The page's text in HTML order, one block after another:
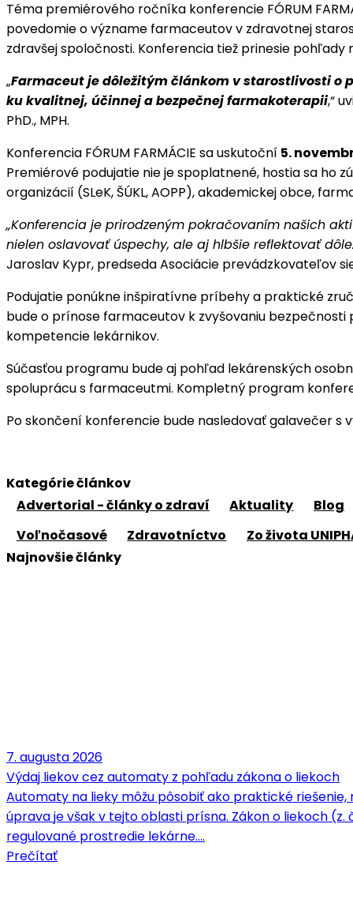
Téma premiérového ročníka konferencie FÓRUM
povedomie o význame farmaceutov v zdravotnej
zdravšej spoločnosti. Konferencia tiež prinesie
„Farmaceut je dôležitým článkom v starostlivosti o
ku kvalitnej, účinnej a bezpečnej farmakoterapii,“
PhD., MPH.
Konferencia FÓRUM FARMÁCIE sa uskutoční 5.
Premiérové podujatie nie je spoplatnené, hostia sa ho
organizácií (SLeK, ŠÚKL, AOPP), akademickej obce,
„Konferencia je prirodzeným pokračovaním našich
nielen oslavovať úspechy, ale aj hlbšie reflektovať
Jaroslav Kypr, predseda Asociácie prevádzkovateľov
Podujatie ponúkne inšpiratívne príbehy a praktické
bude o prínose farmaceutov k zvyšovaniu
kompetencie lekárnikov.
Súčasťou programu bude aj pohľad lekárenských
spoluprácu s farmaceutmi. Kompletný program
Po skončení konferencie bude nasledovať galavečer s
Kategórie článkov
Advertorial - články o zdraví
Aktuality
Blog
Voľnočasové
Zdravotníctvo
Zo života
Najnovšie články
7. augusta 2026
Výdaj liekov cez automaty z pohľadu zákona o liekoch
Automaty na lieky môžu pôsobiť ako praktické
úprava je však v tejto oblasti prísna. Zákon o liekoch
regulované prostredie lekárne.…
Prečítať